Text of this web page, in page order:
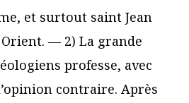
et surtout saint Jean
— 2) La grande
professe, avec
contraire. Après